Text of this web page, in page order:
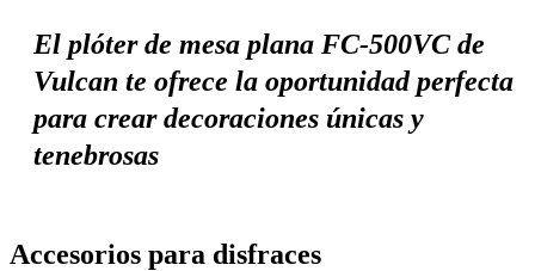
El plóter de mesa plana FC-500VC de
Vulcan te ofrece la oportunidad perfecta
para crear decoraciones únicas y
tenebrosas
Accesorios para disfraces